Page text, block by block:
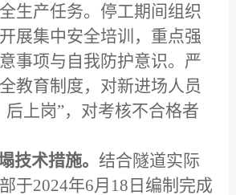
生产任务。 停工期间组织
展集中安全培训，重点强
事项与自我防护意识。严
教育制度，对新进场人员
后上岗”，对考核不合格者
技术措施。 结合隧道实际
于2024年6月18日编制完成